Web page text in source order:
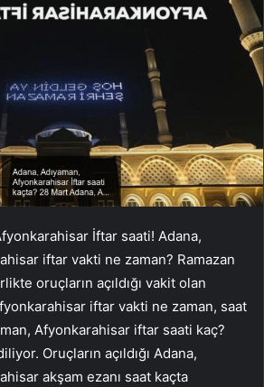
İftar saati! Adana,
iftar vakti ne zaman? Ramazan
oruçların açıldığı vakit olan
iftar vakti ne zaman, saat
Afyonkarahisar iftar saati kaç?
Oruçların açıldığı Adana,
akşam ezanı saat kaçta